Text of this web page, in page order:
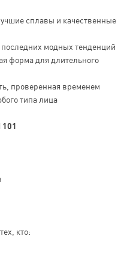
сплавы и качественные
модных тенденций
форма для длительного
проверенная временем
типа лица
101
кто: